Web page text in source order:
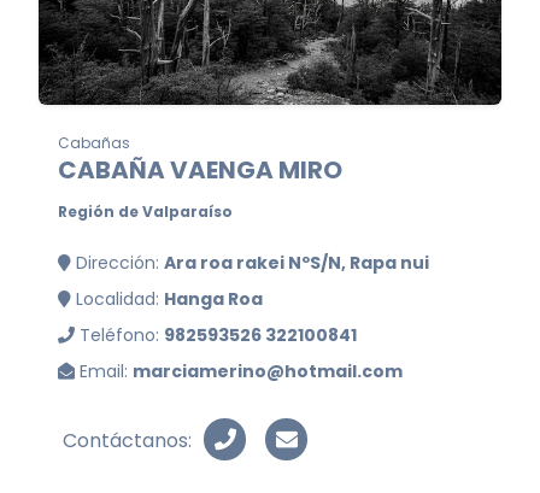
Cabañas
CABAÑA VAENGA MIRO
Región de Valparaíso
Dirección: Ara roa rakei NºS/N, Rapa nui
Localidad: Hanga Roa
Teléfono: 982593526 322100841
Email: marciamerino@hotmail.com
Contáctanos: